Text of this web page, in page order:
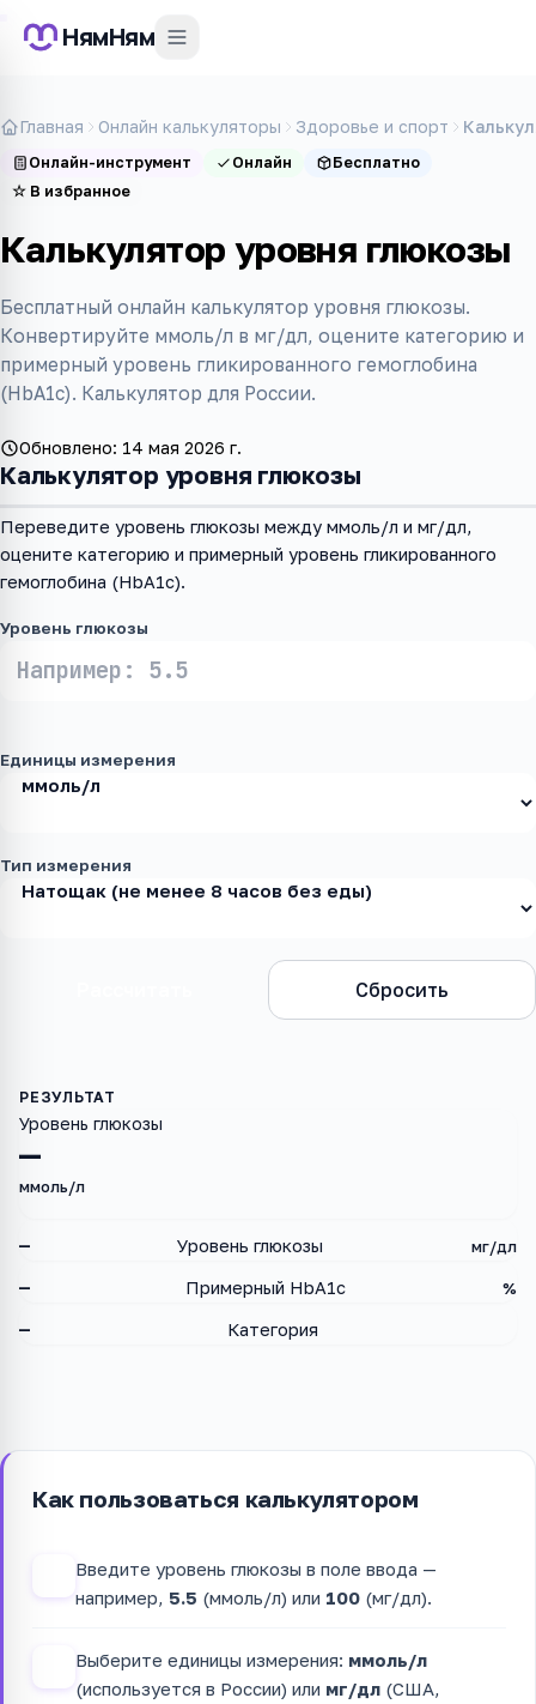
НямНям
Главная Онлайн калькуляторы Здоровье и спорт
Онлайн-инструмент Онлайн
Бесплатно
☆ В избранное
Калькулятор уровня глюкозы
Бесплатный онлайн калькулятор уровня глюкозы.
Конвертируйте ммоль/л в мг/дл, оцените категорию и
примерный уровень гликированного гемоглобина
(HbA1c). Калькулятор для России.
Обновлено: 14 мая 2026 г.
Калькулятор уровня глюкозы
Переведите уровень глюкозы между ммоль/л и мг/дл,
оцените категорию и примерный уровень гликированного
гемоглобина (HbA1c).
Уровень глюкозы
Единицы измерения
Тип измерения
Сбросить
—
Уровень глюкозы
ммоль/л
— Уровень глюкозы мг/дл
— Примерный HbA1c %
— Категория
Как пользоваться калькулятором
Введите уровень глюкозы в поле ввода —
например, 5.5 (ммоль/л) или 100 (мг/дл).
Выберите единицы измерения: ммоль/л
(используется в России) или мг/дл (США,